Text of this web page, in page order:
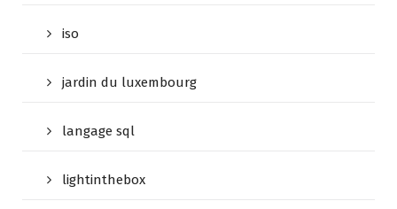
iso
jardin du luxembourg
langage sql
lightinthebox